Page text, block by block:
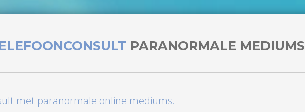
PARANORMALE MEDIUMS
met paranormale online mediums.